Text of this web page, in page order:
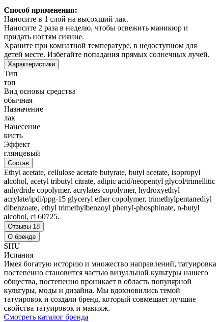
Способ применения:
Наносите в 1 слой на высохший лак.
Наносите 2 раза в неделю, чтобы освежить маникюр и
придать ногтям сияние.
Храните при комнатной температуре, в недоступном для
детей месте. Избегайте попадания прямых солнечных лучей.
Характеристики
Тип
топ
Вид основы средства
обычная
Назначение
лак
Нанесение
кисть
Эффект
глянцевый
Состав
Ethyl acetate, cellulose acetate butyrate, butyl acetate, isopropyl
alcohol, acetyl tributyl citrate, adipic acid/neopentyl glycol/trimellitic
anhydride copolymer, acrylates copolymer, hydroxyethyl
acrylate/ipdi/ppg-15 glyceryl ether copolymer, trimethylpentanediyl
dibenzoate, ethyl trimethylbenzoyl phenyl-phosphinate, n-butyl
alcohol, ci 60725.
Отзывы 18
О бренде
SHU
Испания
Имея богатую историю и множество направлений, татуировка
постепенно становится частью визуальной культуры нашего
общества, постепенно проникает в область популярной
культуры, моды и дизайна. Мы вдохновились темой
татуировок и создали бренд, который совмещает лучшие
свойства татуировок и макияж.
Смотреть каталог бренда